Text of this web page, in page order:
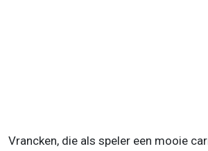
Vrancken, die als speler een mooie